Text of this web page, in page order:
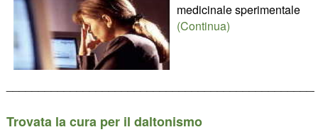
medicinale sperimentale
(Continua)
Trovata la cura per il daltonismo